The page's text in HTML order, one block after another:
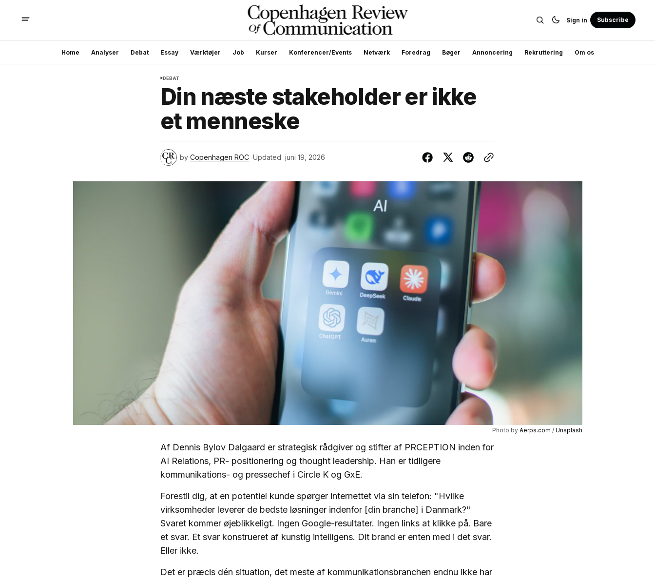
Sign in Subscribe
Home Analyser Debat Essay Værktøjer Job Kurser Konferencer/Events Netværk Foredrag Bøger Annoncering Rekruttering Om os
DEBAT
Din næste stakeholder er ikke
et menneske
by Copenhagen ROC Updated juni 19, 2026
Photo by Aerps.com / Unsplash
Af Dennis Bylov Dalgaard er strategisk rådgiver og stifter af PRCEPTION inden for
AI Relations, PR- positionering og thought leadership. Han er tidligere
kommunikations- og pressechef i Circle K og GxE.
Forestil dig, at en potentiel kunde spørger internettet via sin telefon: "Hvilke
virksomheder leverer de bedste løsninger indenfor [din branche] i Danmark?"
Svaret kommer øjeblikkeligt. Ingen Google-resultater. Ingen links at klikke på. Bare
et svar. Et svar konstrueret af kunstig intelligens. Dit brand er enten med i det svar.
Eller ikke.
Det er præcis dén situation, det meste af kommunikationsbranchen endnu ikke har